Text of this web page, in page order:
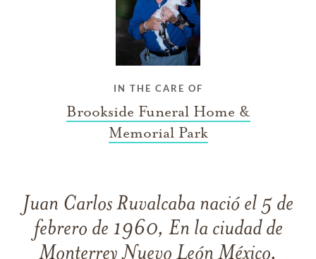
IN THE CARE OF
Brookside Funeral Home &
Memorial Park
Juan Carlos Ruvalcaba nació el 5 de
febrero de 1960, En la ciudad de